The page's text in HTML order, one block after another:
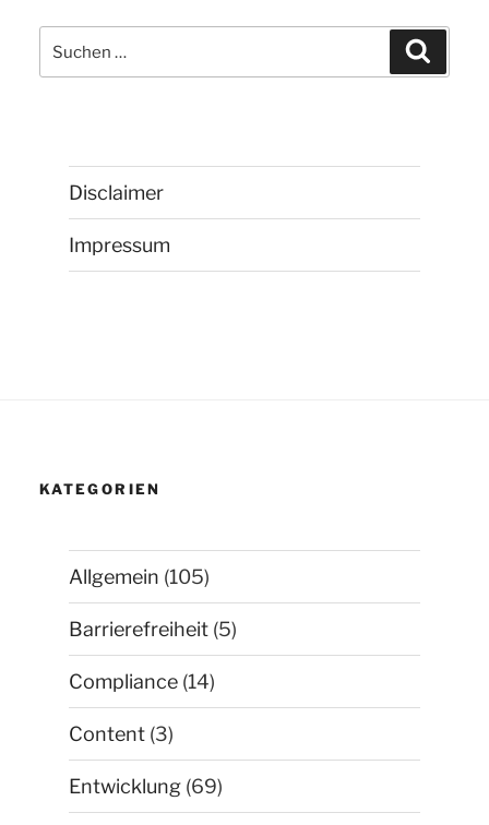
Suchen
nach:
Disclaimer
Impressum
KATEGORIEN
Allgemein (105)
Barrierefreiheit (5)
Compliance (14)
Content (3)
Entwicklung (69)